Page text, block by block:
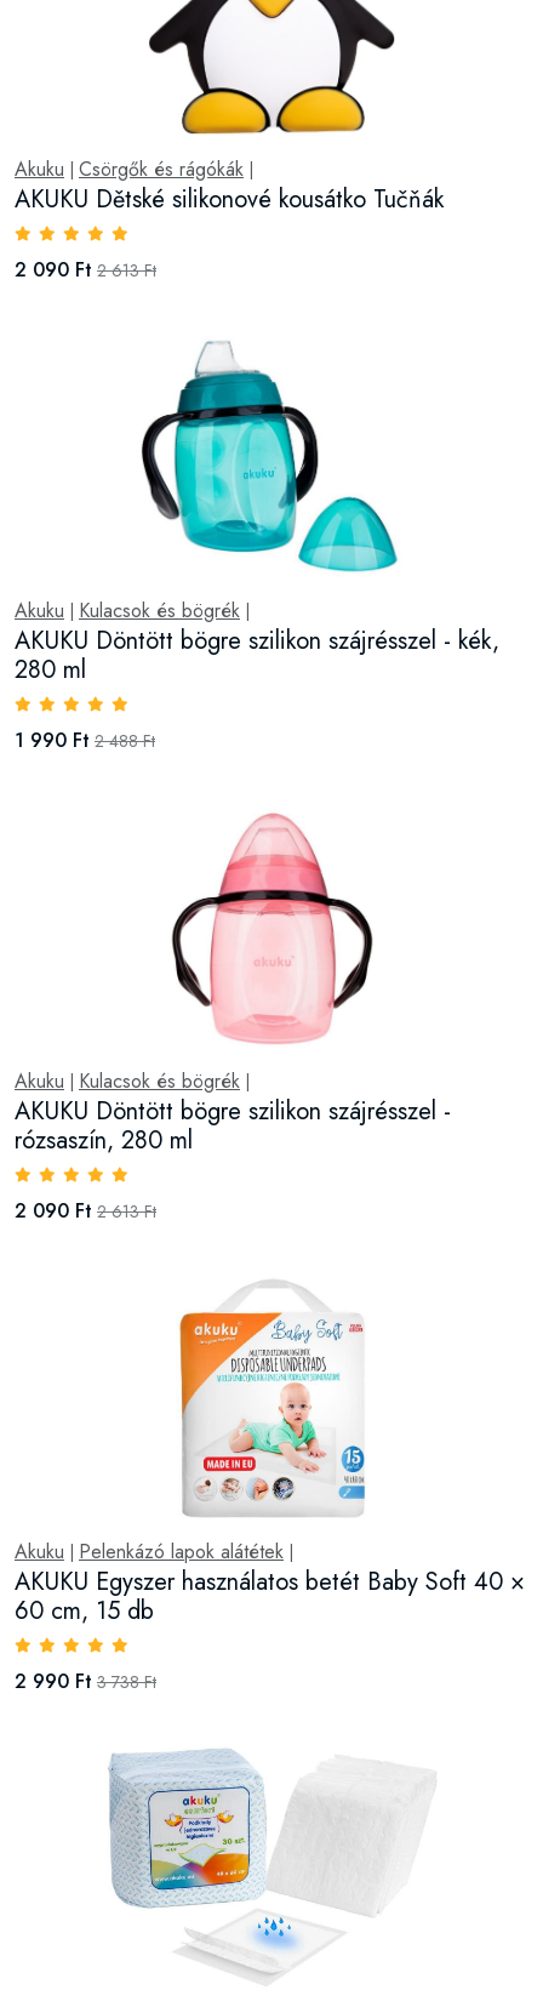
Akuku Csörgők és rágókák
AKUKU Dětské silikonové kousátko Tučňák
2 090 Ft 2 613 Ft
Akuku Kulacsok és bögrék
AKUKU Döntött bögre szilikon szájrésszel - kék,
280 ml
1 990 Ft 2 488 Ft
Akuku Kulacsok és bögrék
AKUKU Döntött bögre szilikon szájrésszel -
rózsaszín, 280 ml
2 090 Ft 2 613 Ft
Akuku Pelenkázó lapok alátétek
AKUKU Egyszer használatos betét Baby Soft 40 ×
60 cm, 15 db
2 990 Ft 3 738 Ft